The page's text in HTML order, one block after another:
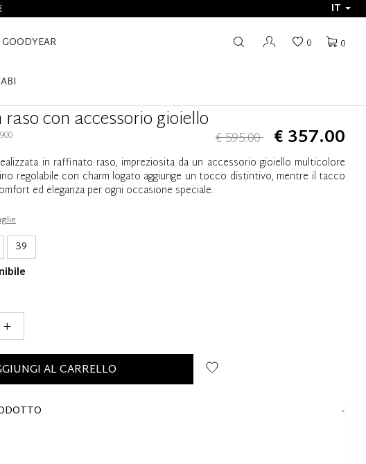
IT
0
0
con accessorio gioiello
€ 595.00 € 357.00
in raffinato raso, impreziosita da un accessorio gioiello multicolore
regolabile con charm logato aggiunge un tocco distintivo, mentre il tacco
ed eleganza per ogni occasione speciale.
39
+
AL CARRELLO